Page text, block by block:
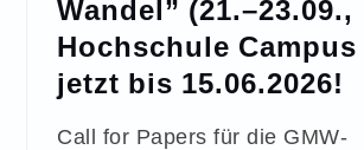
Wandel” (21.–23.09.,
Hochschule Campus
jetzt bis 15.06.2026!
Call for Papers für die GMW-